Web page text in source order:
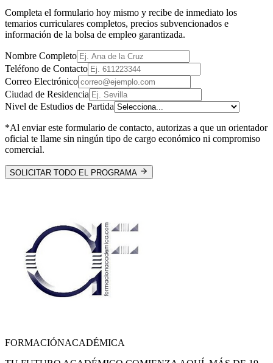
Completa el formulario hoy mismo y recibe de inmediato los
temarios curriculares completos, precios subvencionados e
información de la bolsa de empleo garantizada.
Nombre Completo
Teléfono de Contacto
Correo Electrónico
Ciudad de Residencia
Nivel de Estudios de Partida
*Al enviar este formulario de contacto, autorizas a que un orientador
oficial te llame sin ningún tipo de cargo económico ni compromiso
comercial.
SOLICITAR TODO EL PROGRAMA
FORMACIÓNACADÉMICA